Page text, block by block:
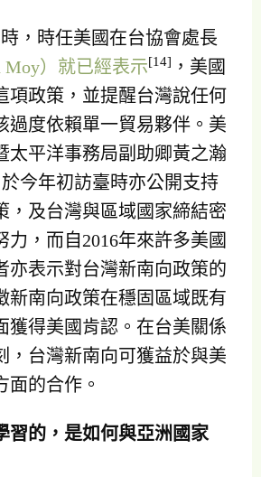
，時任美國在台協會處長
）就已經表示[14] ，美國
項政策，並提醒台灣說任何
過度依賴單一貿易夥伴。美
太平洋事務局副助卿黃之瀚
於今年初訪臺時亦公開支持
，及台灣與區域國家締結密
力，而自2016年來許多美國
亦表示對台灣新南向政策的
新南向政策在穩固區域既有
獲得美國肯認。在台美關係
，台灣新南向可獲益於與美
面的合作。
習的，是如何與亞洲國家